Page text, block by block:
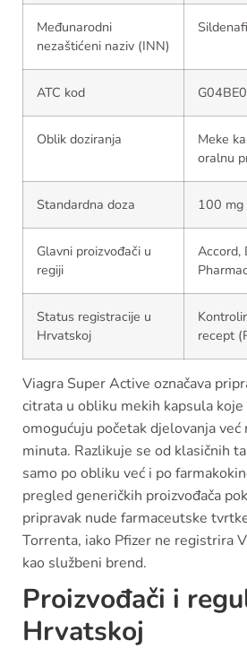
Međunarodni
nezaštićeni naziv (INN)
ATC kod
Oblik doziranja
Meke
oralnu
Standardna doza 100 mg
Glavni proizvođači u
regiji
Accord,
Status registracije u
Hrvatskoj
recept
Viagra Super Active označava
citrata u obliku mekih kapsula
omogućuju početak djelovanja
minuta. Razlikuje se od klasičnih
samo po obliku već i po
pregled generičkih proizvođača
pripravak nude farmaceutske
Torrenta, iako Pfizer ne registrira
kao službeni brend.
Proizvođači i
Hrvatskoj